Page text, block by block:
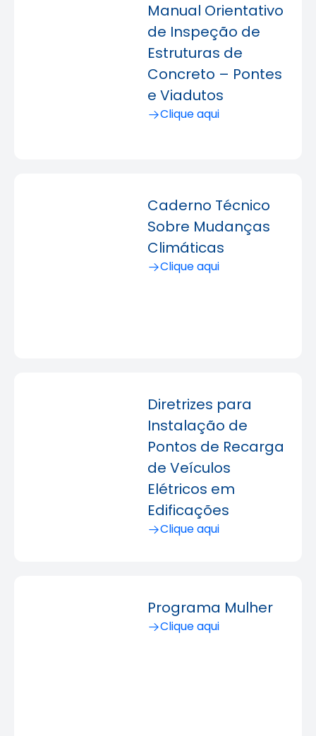
Manual Orientativo
de Inspeção de
Estruturas de
Concreto – Pontes
e Viadutos
Clique aqui
Caderno Técnico
Sobre Mudanças
Climáticas
Clique aqui
Diretrizes para
Instalação de
Pontos de Recarga
de Veículos
Elétricos em
Edificações
Clique aqui
Programa Mulher
Clique aqui